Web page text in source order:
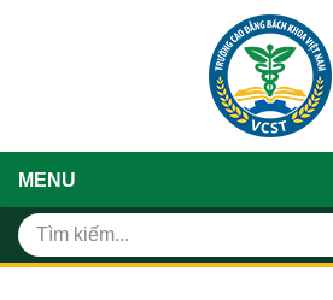
MENU